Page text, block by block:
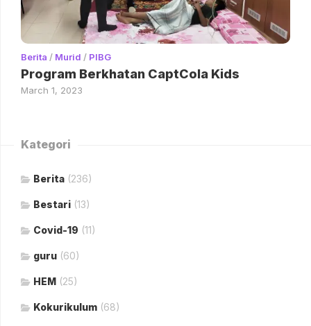
Berita / Murid / PIBG
Program Berkhatan CaptCola Kids
March 1, 2023
Kategori
Berita (236)
Bestari (13)
Covid-19 (11)
guru (60)
HEM (25)
Kokurikulum (68)